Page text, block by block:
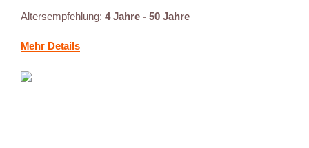
Altersempfehlung: 4 Jahre - 50 Jahre
Mehr Details